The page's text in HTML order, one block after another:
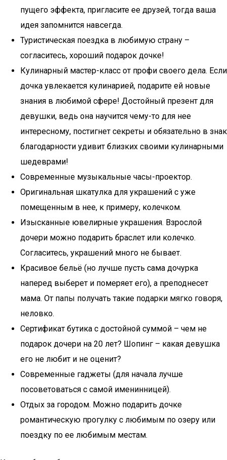
пущего эффекта, пригласите ее друзей, тогда ваша
идея запомнится навсегда.
Туристическая поездка в любимую страну –
согласитесь, хороший подарок дочке!
Кулинарный мастер-класс от профи своего дела. Если
дочка увлекается кулинарией, подарите ей новые
знания в любимой сфере! Достойный презент для
девушки, ведь она научится чему-то для нее
интересному, постигнет секреты и обязательно в знак
благодарности удивит близких своими кулинарными
шедеврами!
Современные музыкальные часы-проектор.
Оригинальная шкатулка для украшений с уже
помещенным в нее, к примеру, колечком.
Изысканные ювелирные украшения. Взрослой
дочери можно подарить браслет или колечко.
Согласитесь, украшений много не бывает.
Красивое бельё (но лучше пусть сама дочурка
наперед выберет и померяет его), а преподнесет
мама. От папы получать такие подарки мягко говоря,
неловко.
Сертификат бутика с достойной суммой – чем не
подарок дочери на 20 лет? Шопинг – какая девушка
его не любит и не оценит?
Современные гаджеты (для начала лучше
посоветоваться с самой именинницей).
Отдых за городом. Можно подарить дочке
романтическую прогулку с любимым по озеру или
поездку по ее любимым местам.